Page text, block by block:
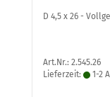
D 4,5 x 26 -
Art.Nr.: 2.545.26
Lieferzeit:
1-2